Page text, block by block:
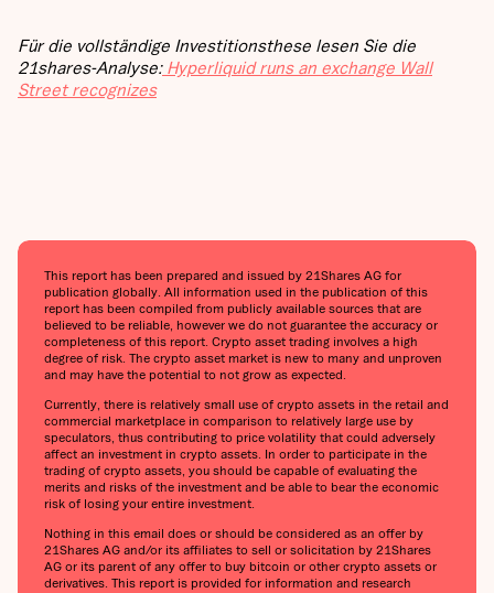
Für die vollständige Investitionsthese lesen Sie die
21shares-Analyse:Hyperliquid runs an exchange Wall
Street recognizes
This report has been prepared and issued by 21Shares AG for
publication globally. All information used in the publication of this
report has been compiled from publicly available sources that are
believed to be reliable, however we do not guarantee the accuracy or
completeness of this report. Crypto asset trading involves a high
degree of risk. The crypto asset market is new to many and unproven
and may have the potential to not grow as expected.
Currently, there is relatively small use of crypto assets in the retail and
commercial marketplace in comparison to relatively large use by
speculators, thus contributing to price volatility that could adversely
affect an investment in crypto assets. In order to participate in the
trading of crypto assets, you should be capable of evaluating the
merits and risks of the investment and be able to bear the economic
risk of losing your entire investment.
Nothing in this email does or should be considered as an offer by
21Shares AG and/or its affiliates to sell or solicitation by 21Shares
AG or its parent of any offer to buy bitcoin or other crypto assets or
derivatives. This report is provided for information and research